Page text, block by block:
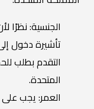
الجنسية: نظرًا
تأشيرة دخول
التقدم بطلب
المتحدة.
العمر: يجب